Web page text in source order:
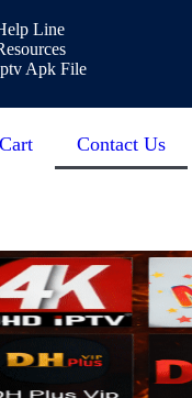
Line
Apk File
Cart Contact Us